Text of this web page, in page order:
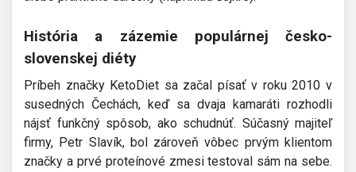
História a zázemie populárnej česko-
slovenskej diéty
Príbeh značky KetoDiet sa začal písať v roku 2010 v
susedných Čechách, keď sa dvaja kamaráti rozhodli
nájsť funkčný spôsob, ako schudnúť. Súčasný majiteľ
firmy, Petr Slavík, bol zároveň vôbec prvým klientom
značky a prvé proteínové zmesi testoval sám na sebe.